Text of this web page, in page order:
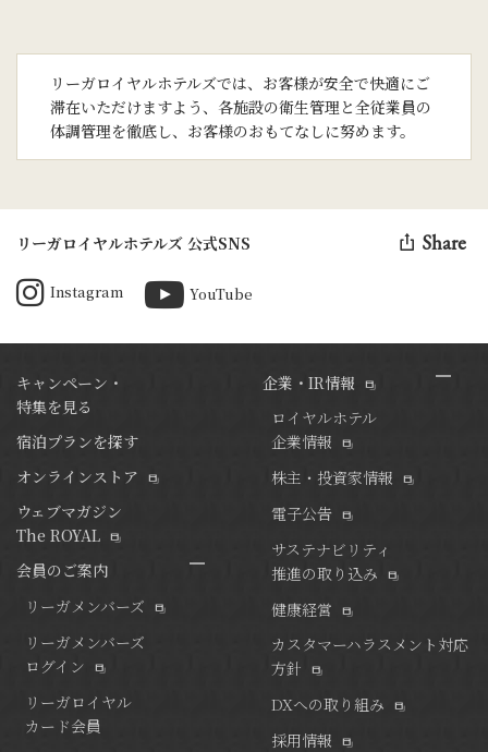
リーガロイヤルホテルズでは、お客様が安全で快適にご
滞在いただけますよう、各施設の衛生管理と全従業員の
体調管理を徹底し、お客様のおもてなしに努めます。
リーガロイヤルホテルズ 公式SNS
Instagram YouTube
Share
キャンペーン・
特集を見る
宿泊プランを探す
オンラインストア
ウェブマガジン
The ROYAL
会員のご案内
リーガメンバーズ
リーガメンバーズ
ログイン
リーガロイヤル
カード会員
企業・IR情報
ロイヤルホテル
企業情報
株主・投資家情報
電子公告
サステナビリティ
推進の取り込み
健康経営
カスタマーハラスメント対応
方針
DXへの取り組み
採用情報